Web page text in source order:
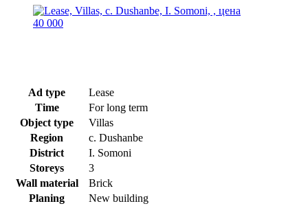
Ad type
Lease
Time
For long term
Object type
Villas
Region
c. Dushanbe
District
I. Somoni
Storeys
3
Wall material
Brick
Planing
New building